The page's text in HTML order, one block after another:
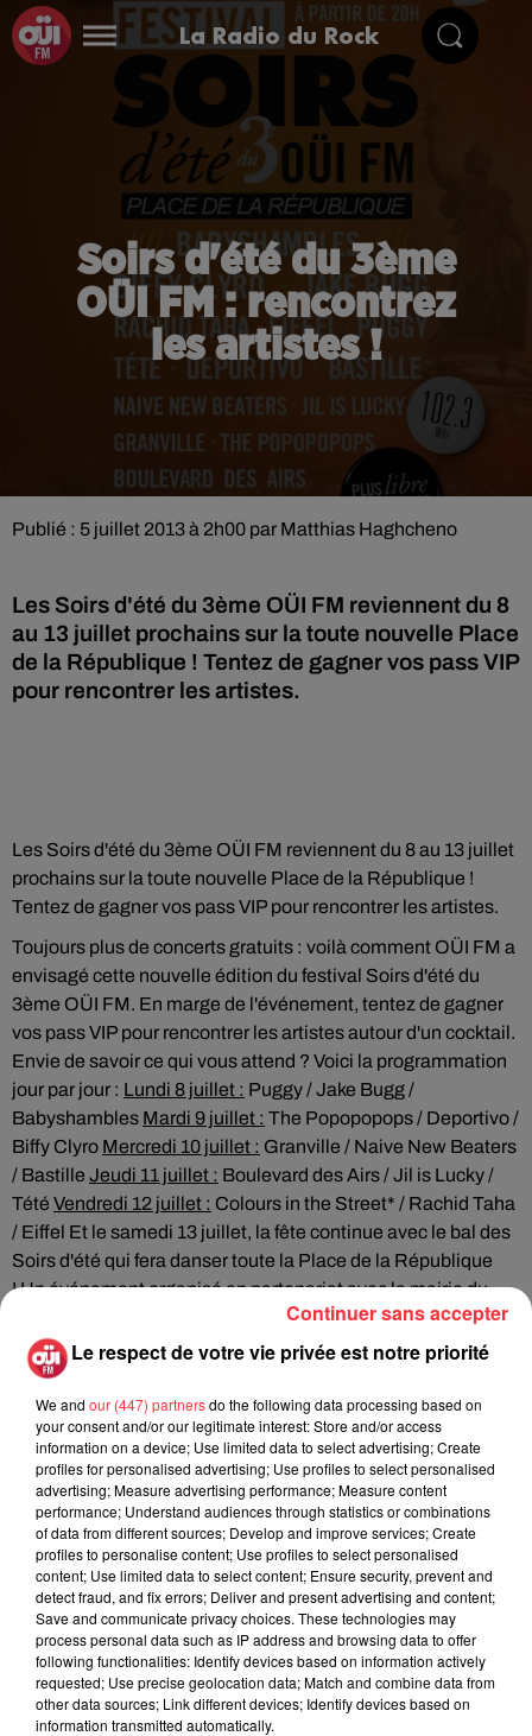
La Radio du Rock
Soirs d'été du 3ème
OÜI FM : rencontrez
les artistes !
Publié : 5 juillet 2013 à 2h00 par Matthias Haghcheno
Les Soirs d'été du 3ème OÜI FM reviennent du 8
au 13 juillet prochains sur la toute nouvelle Place
de la République ! Tentez de gagner vos pass VIP
pour rencontrer les artistes.
Les Soirs d'été du 3ème OÜI FM reviennent du 8 au 13 juillet
prochains sur la toute nouvelle Place de la République !
Tentez de gagner vos pass VIP pour rencontrer les artistes.
Toujours plus de concerts gratuits : voilà comment OÜI FM a
envisagé cette nouvelle édition du festival Soirs d'été du
3ème OÜI FM. En marge de l'événement, tentez de gagner
vos pass VIP pour rencontrer les artistes autour d'un cocktail.
Envie de savoir ce qui vous attend ? Voici la programmation
jour par jour : Lundi 8 juillet : Puggy / Jake Bugg /
Babyshambles Mardi 9 juillet : The Popopopops / Deportivo /
Biffy Clyro Mercredi 10 juillet : Granville / Naive New Beaters
/ Bastille Jeudi 11 juillet : Boulevard des Airs / Jil is Lucky /
Tété Vendredi 12 juillet : Colours in the Street* / Rachid Taha
/ Eiffel Et le samedi 13 juillet, la fête continue avec le bal des
Soirs d'été qui fera danser toute la Place de la République
! Un événement organisé en partenariat avec la mairie du
Restez à l’écoute de OÜI FM et jouez par SMS pour gagner
des invitations VIP (cocktail et rencontre des artistes) :
envoyez FESTIVAL OUIFM au 74 400 (0,65€ hors coût
opérateur) !
*lauréat Ricard S.A. Live Music
Fil actus
Le respect de votre vie privée est notre priorité
We and our (447) partnersdo the following data processing based on
your consent and/or our legitimate interest: Store and/or access
information on a device; Use limited data to select advertising; Create
profiles for personalised advertising; Use profiles to select personalised
advertising; Measure advertising performance; Measure content
performance; Understand audiences through statistics or combinations
of data from different sources; Develop and improve services; Create
profiles to personalise content; Use profiles to select personalised
content; Use limited data to select content; Ensure security, prevent and
detect fraud, and fix errors; Deliver and present advertising and content;
Save and communicate privacy choices. These technologies may
process personal data such as IP address and browsing data to offer
following functionalities: Identify devices based on information actively
requested; Use precise geolocation data; Match and combine data from
other data sources; Link different devices; Identify devices based on
information transmitted automatically.
Continuer sans accepter